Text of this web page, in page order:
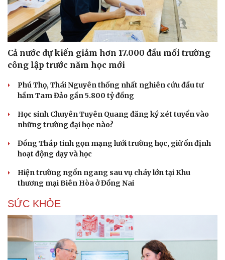
Sức khỏe
Dinh dưỡng - món ngon
Cây thuốc
Nhi khoa
Nam khoa
Phòng mạch online
Ăn sạch sống khỏe
Đời sống
Nhà đẹp
Blog
Cả nước dự kiến giảm hơn 17.000 đầu mối trường
công lập trước năm học mới
Phú Thọ, Thái Nguyên thống nhất nghiên cứu đầu tư
hầm Tam Đảo gần 5.800 tỷ đồng
Học sinh Chuyên Tuyên Quang đăng ký xét tuyển vào
những trường đại học nào?
Đồng Tháp tinh gọn mạng lưới trường học, giữ ổn định
hoạt động dạy và học
Hiện trường ngổn ngang sau vụ cháy lớn tại Khu
thương mại Biên Hòa ở Đồng Nai
SỨC KHỎE